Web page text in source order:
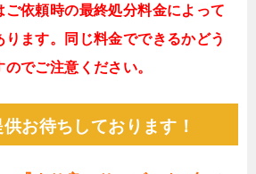
依頼時の最終処分料金によって
ます。同じ料金でできるかどう
でご注意ください。
お待ちしております！